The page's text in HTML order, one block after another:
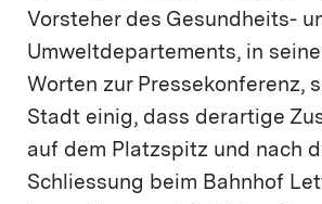
Vorsteher des Gesundheits-
Umweltdepartements, in
Worten zur Pressekonferenz,
Stadt einig, dass derartige
auf dem Platzspitz und nach
Schliessung beim Bahnhof